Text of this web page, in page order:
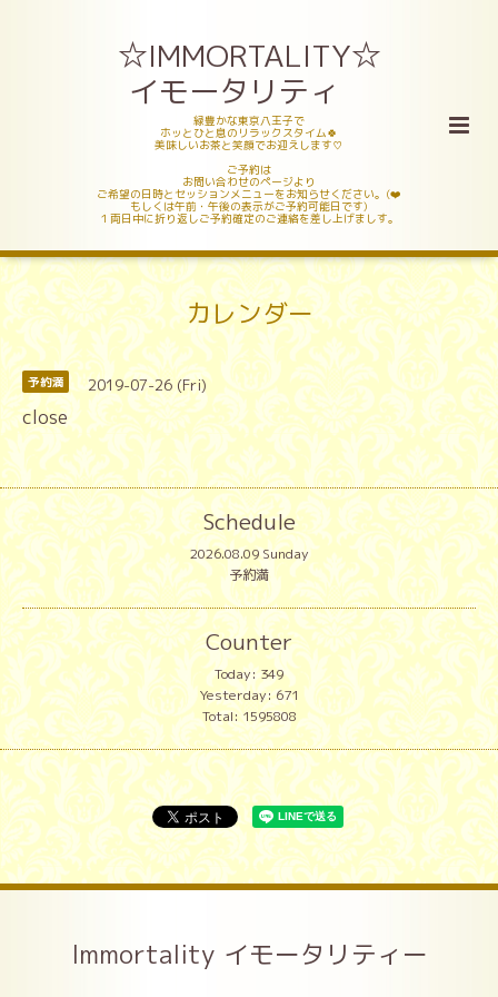
☆IMMORTALITY☆
イモータリティ
緑豊かな東京八王子で
ホッとひと息のリラックスタイム🍀
美味しいお茶と笑顔でお迎えします♡
ご予約は
お問い合わせのページより
ご希望の日時とセッションメニューをお知らせください。(❤️
もしくは午前・午後の表示がご予約可能日です)
１両日中に折り返しご予約確定のご連絡を差し上げましす。
カレンダー
予約満 2019-07-26 (Fri)
close
Schedule
2026.08.09 Sunday
予約満
Counter
Today:349
Yesterday:671
Total:1595808
Immortality イモータリティー